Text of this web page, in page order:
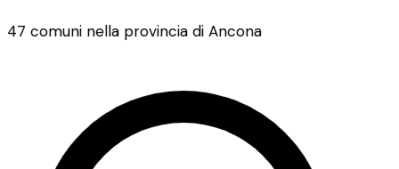
47 comuni nella provincia di Ancona